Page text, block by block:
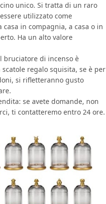
unico. Si tratta di un raro
utilizzato come
in compagnia, a casa o in
Ha un alto valore
bruciatore di incenso è
regalo squisita, se è per
si rifletteranno gusto
se avete domande, non
ti contatteremo entro 24 ore.